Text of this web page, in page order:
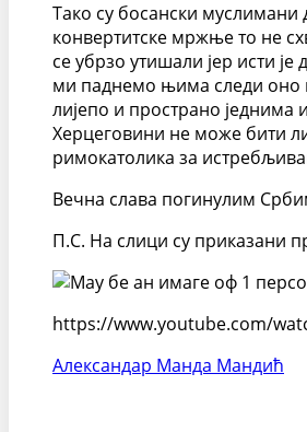
Тако су босански
конвертитске мржње то не
се убрзо утишали јер исти
ми паднемо њима следи оно
лијепо и пространо једнима
Херцеговини не може бити
римокатолика за
Вечна слава погинулим
П.С. На слици су приказани
https://www.youtube.com/
Александар Манда Мандић